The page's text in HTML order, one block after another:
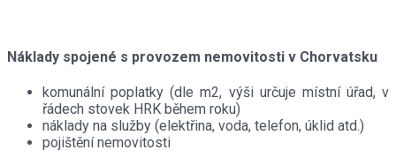
Náklady spojené s provozem nemovitosti v Chorvatsku
komunální poplatky (dle m2, výši určuje místní úřad, v
řádech stovek HRK během roku)
náklady na služby (elektřina, voda, telefon, úklid atd.)
pojištění nemovitosti